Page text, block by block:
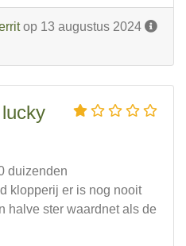
op 13 augustus 2024
duizenden
klopperij er is nog nooit
halve ster waardnet als de